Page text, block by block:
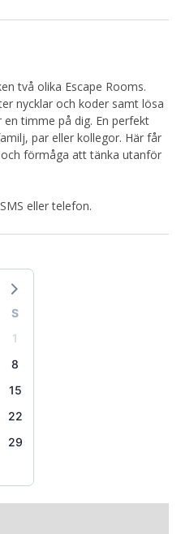
två olika Escape Rooms.
nycklar och koder samt lösa
timme på dig. En perfekt
par eller kollegor. Här får
förmåga att tänka utanför
eller telefon.
S
1
8
15
22
29